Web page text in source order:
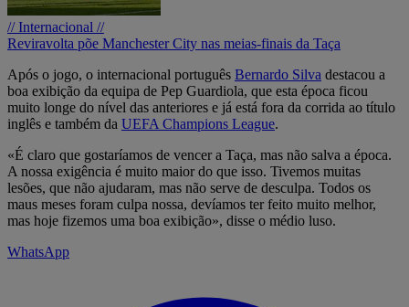
// Internacional //
Reviravolta põe Manchester City nas meias-finais da Taça
Após o jogo, o internacional português Bernardo Silva destacou a
boa exibição da equipa de Pep Guardiola, que esta época ficou
muito longe do nível das anteriores e já está fora da corrida ao título
inglês e também da UEFA Champions League.
«É claro que gostaríamos de vencer a Taça, mas não salva a época.
A nossa exigência é muito maior do que isso. Tivemos muitas
lesões, que não ajudaram, mas não serve de desculpa. Todos os
maus meses foram culpa nossa, devíamos ter feito muito melhor,
mas hoje fizemos uma boa exibição», disse o médio luso.
WhatsApp